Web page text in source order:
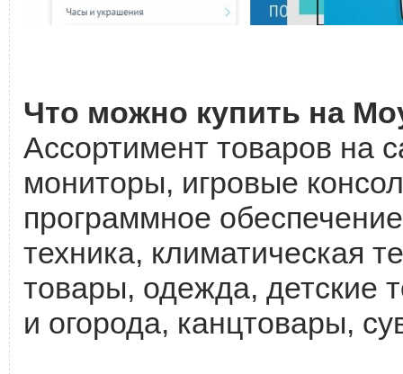
Что можно купить на
Ассортимент товаров на
мониторы, игровые
программное
техника, климатическая
товары, одежда, детские
и огорода, канцтовары,